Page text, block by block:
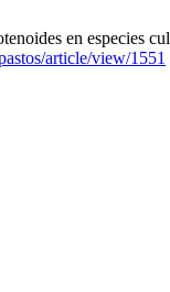
en especies
article/view/1551